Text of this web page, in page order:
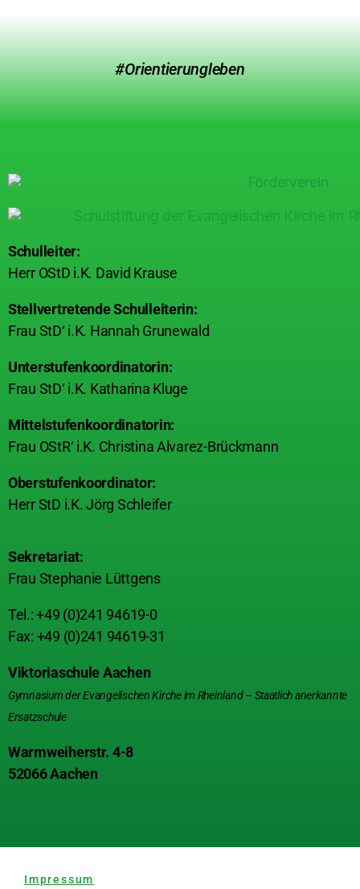
#Orientierungleben
Schulleiter:
Herr OStD i.K. David Krause
Stellvertretende Schulleiterin:
Frau StD‘ i.K. Hannah Grunewald
Unterstufenkoordinatorin:
Frau StD‘ i.K. Katharina Kluge
Mittelstufenkoordinatorin:
Frau OStR‘ i.K. Christina Alvarez-Brückmann
Oberstufenkoordinator:
Herr StD i.K. Jörg Schleifer
Sekretariat:
Frau Stephanie Lüttgens
Tel.: +49 (0)241 94619-0
Fax: +49 (0)241 94619-31
Viktoriaschule Aachen
Gymnasium der Evangelischen Kirche im Rheinland – Staatlich anerkannte
Ersatzschule
Warmweiherstr. 4-8
52066 Aachen
Impressum